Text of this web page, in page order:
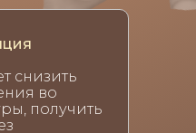
снизить
во
получить